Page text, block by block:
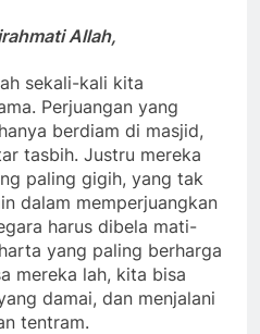
Allah,
sekali-kali kita
Perjuangan yang
berdiam di masjid,
tasbih. Justru mereka
paling gigih, yang tak
dalam memperjuangkan
harus dibela mati-
yang paling berharga
mereka lah, kita bisa
damai, dan menjalani
tentram.